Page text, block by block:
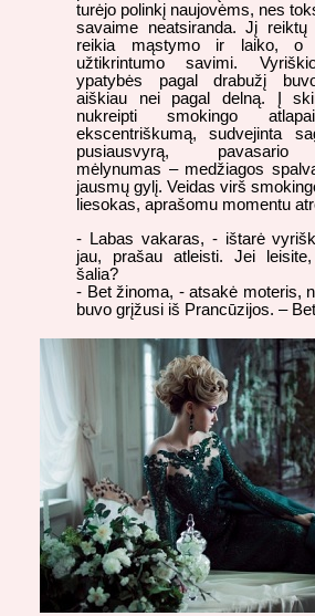
turėjo polinkį naujovėms, nes
savaime neatsiranda. Jį
reikia mąstymo ir laiko,
užtikrintumo savimi.
ypatybės pagal drabužį
aiškiau nei pagal delną. Į
nukreipti smokingo
ekscentriškumą, sudvejinta
pusiausvyrą, pavasario
mėlynumas – medžiagos
jausmų gylį. Veidas virš
liesokas, aprašomu momentu
- Labas vakaras, - ištarė
jau, prašau atleisti. Jei
šalia?
- Bet žinoma, - atsakė moteris,
buvo grįžusi iš Prancūzijos. –